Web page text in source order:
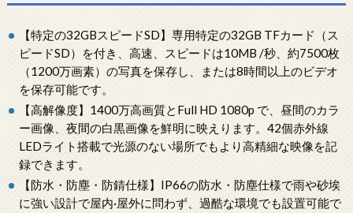
【特定の32GBスピードSD】専用特定の32GB TFカード（ス
ピードSD）を付き、高速、スピードは10MB /秒、約7500枚
（1200万画素）の写真を保存し、または8時間以上のビデオ
を保存可能です。
【高解像度】1400万高画質とFull HD 1080p で、昼間のカラ
ー画像、夜間の白黒画像を鮮明に映えります。42個赤外線
LEDライト搭載で光源のない場所でもより高精細な映像を記
録できます。
【防水・防塵・防錆仕様】IP66の防水・防塵仕様で雨や砂埃
に強い設計で屋内·屋外に問わず、過酷な環境でも設置可能で